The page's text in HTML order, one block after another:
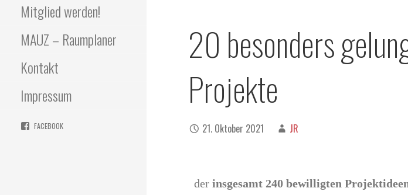
Mitglied werden!
MAUZ – Raumplaner
Kontakt
Impressum
FACEBOOK
20 besonders
Projekte
21. Oktober 2021 JR
der insgesamt 240 bewilligten